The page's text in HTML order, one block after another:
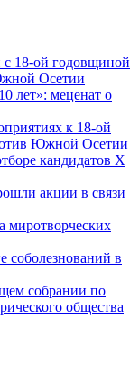
с 18-ой годовщиной
Осетии
лет»: меценат о
к 18-ой
Южной Осетии
кандидатов Х
акции в связи
миротворческих
соболезнований в
собрании по
общества